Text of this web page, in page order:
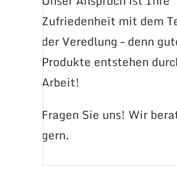
Zufriedenheit mit dem
der Veredlung – denn
Produkte entstehen
Arbeit!
Fragen Sie uns! Wir
gern.